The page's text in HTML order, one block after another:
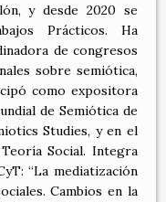
y desde 2020 se
Prácticos. Ha
de congresos
sobre semiótica,
como expositora
de Semiótica de
Studies, y en el
Social. Integra
“La mediatización
Cambios en la